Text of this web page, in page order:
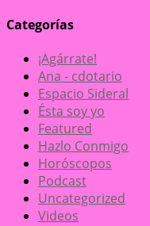
Categorías
¡Agárrate!
Ana - cdotario
Espacio Sideral
Ésta soy yo
Featured
Hazlo Conmigo
Horóscopos
Podcast
Uncategorized
Videos